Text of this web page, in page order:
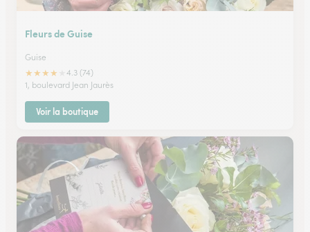
Fleurs de Guise
Guise
★★★★
4.3 (74)
1, boulevard Jean Jaurès
Voir la boutique